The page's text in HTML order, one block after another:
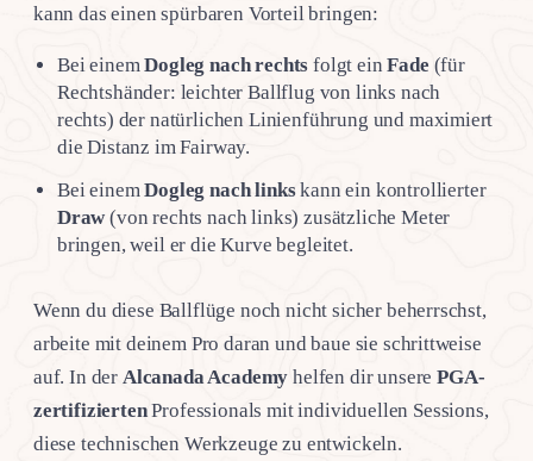
kann das einen spürbaren Vorteil bringen:
Bei einemDogleg nach rechts folgt einFade (für
Rechtshänder: leichter Ballflug von links nach
rechts) der natürlichen Linienführung und maximiert
die Distanz im Fairway.
Bei einemDogleg nach linkskann ein kontrollierter
Draw (von rechts nach links) zusätzliche Meter
bringen, weil er die Kurve begleitet.
Wenn du diese Ballflüge noch nicht sicher beherrschst,
arbeite mit deinem Pro daran und baue sie schrittweise
auf. In der Alcanada Academy helfen dir unserePGA-
zertifiziertenProfessionals mit individuellen Sessions,
diese technischen Werkzeuge zu entwickeln.